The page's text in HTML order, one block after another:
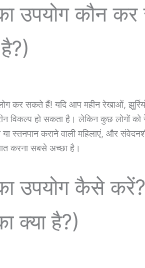
उपयोग कौन
लोग कर सकते हैं! यदि आप महीन रेखाओं,
विकल्प हो सकता है। लेकिन कुछ लोगों को
या स्तनपान कराने वाली महिलाएं, और
करना सबसे अच्छा है।
उपयोग कैसे
क्या है?)